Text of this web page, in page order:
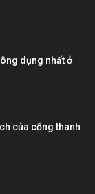
dụng nhất ở
của cổng thanh